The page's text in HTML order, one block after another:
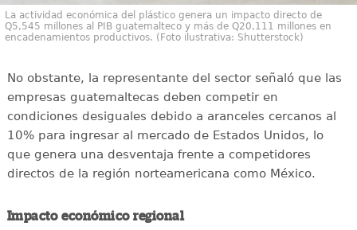
La actividad económica del plástico genera un impacto directo de
Q5,545 millones al PIB guatemalteco y más de Q20,111 millones en
encadenamientos productivos. (Foto ilustrativa: Shutterstock)
No obstante, la representante del sector señaló que las
empresas guatemaltecas deben competir en
condiciones desiguales debido a aranceles cercanos al
10% para ingresar al mercado de Estados Unidos, lo
que genera una desventaja frente a competidores
directos de la región norteamericana como México.
Impacto económico regional